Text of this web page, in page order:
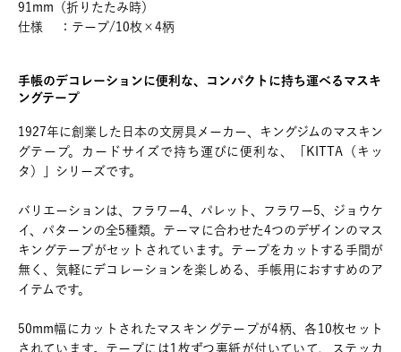
91mm（折りたたみ時）
仕様 ：テープ/10枚×4柄
手帳のデコレーションに便利な、コンパクトに持ち運べるマスキ
ングテープ
1927年に創業した日本の文房具メーカー、キングジムのマスキン
グテープ。カードサイズで持ち運びに便利な、「KITTA（キッ
タ）」シリーズです。
バリエーションは、フラワー4、パレット、フラワー5、ジョウケ
イ、パターンの全5種類。テーマに合わせた4つのデザインのマス
キングテープがセットされています。テープをカットする手間が
無く、気軽にデコレーションを楽しめる、手帳用におすすめのア
イテムです。
50mm幅にカットされたマスキングテープが4柄、各10枚セット
されています。テープには1枚ずつ裏紙が付いていて、ステッカ